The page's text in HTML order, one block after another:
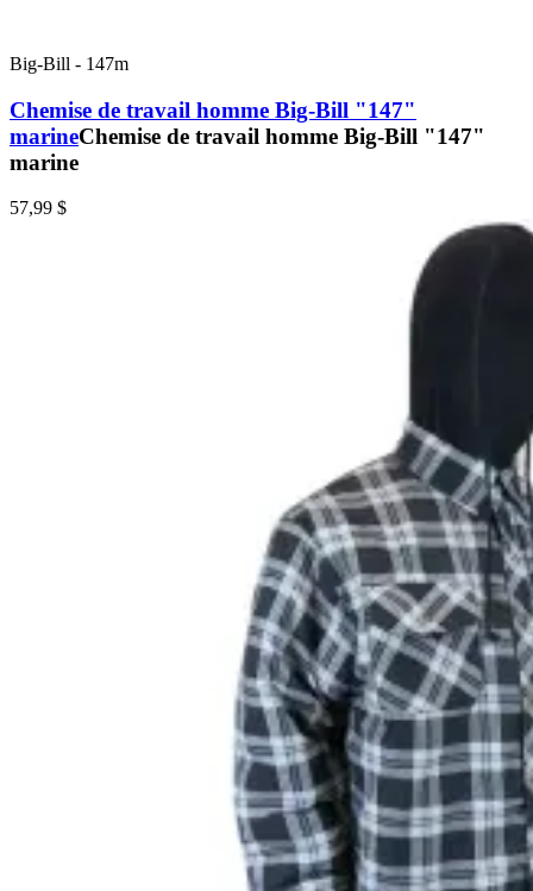
Big-Bill - 147m
Chemise de travail homme Big-Bill "147"
marineChemise de travail homme Big-Bill "147"
marine
57,99 $